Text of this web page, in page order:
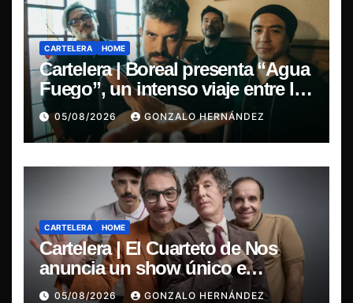
CARTELERA HOME
Cartelera | Boreal presenta “Agua
Fuego”, un intenso viaje entre la
pasión y la desilusión
05/08/2026 GONZALO HERNÁNDEZ
CARTELERA HOME
Cartelera | El Cuarteto de Nos
anuncia un show único e
irrepetible en el Movistar Arena
05/08/2026 GONZALO HERNÁNDEZ